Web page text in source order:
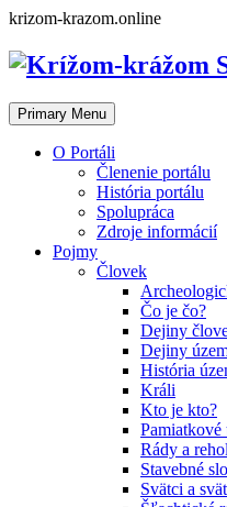
Skip
content
krizom-krazom.online
Primary Menu
O Portáli
Členenie portálu
História portálu
Spolupráca
Zdroje informácií
Pojmy
Človek
Čo je čo?
Dejiny
Dejiny
História
Králi
Kto je kto?
Pamiatkové
Rády a
Stavebné
Svätci a